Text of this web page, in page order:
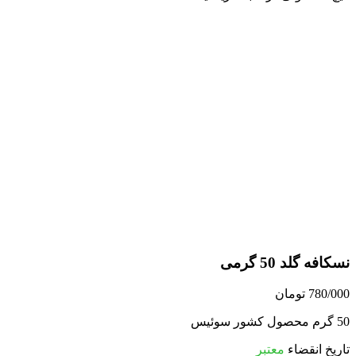
نسکافه گلد 50 گرمی
780/000 تومان
50 گرم محصول کشور سوئیس
تاریخ انقضاء معتبر